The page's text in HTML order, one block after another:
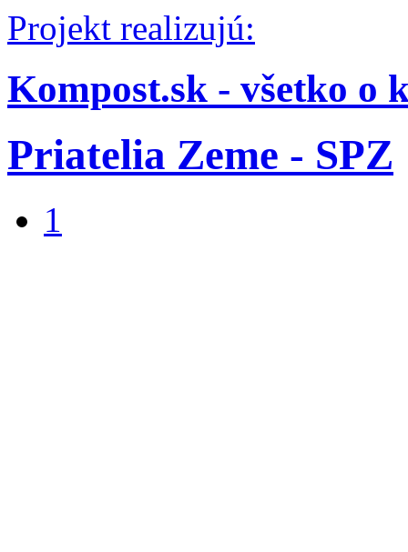
Projekt realizujú:
Kompost.sk - všetko o
Priatelia Zeme - SPZ
1